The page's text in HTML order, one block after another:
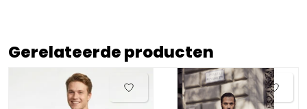
Gerelateerde producten